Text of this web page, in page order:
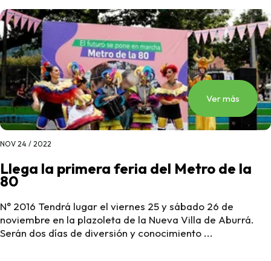
Ver más
NOV 24 / 2022
Llega la primera feria del Metro de la
80
N° 2016 Tendrá lugar el viernes 25 y sábado 26 de
noviembre en la plazoleta de la Nueva Villa de Aburrá.
Serán dos días de diversión y conocimiento ...